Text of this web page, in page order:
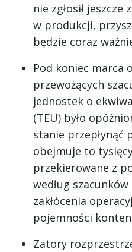
nie zgłosił
w produkcji,
będzie coraz
Pod koniec marca
przewożących
jednostek o
(TEU) było
stanie przepłynąć
obejmuje to
przekierowane z
według
zakłócenia
pojemności
Zatory